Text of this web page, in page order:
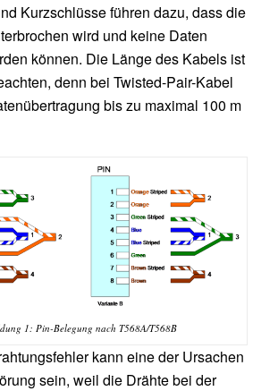
Kurzschlüsse führen dazu, dass die
wird und keine Daten
können. Die Länge des Kabels ist
denn bei Twisted-Pair-Kabel
bis zu maximal 100 m
1: Pin-Belegung nach T568A/T568B
kann eine der Ursachen
sein, weil die Drähte bei der